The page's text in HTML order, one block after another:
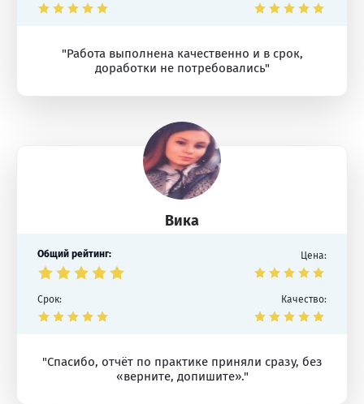
"Работа выполнена качественно и в срок,
доработки не потребовались"
Вика
Общий рейтинг: Цена:
Срок: Качество:
"Спасибо, отчёт по практике приняли сразу, без
«верните, допишите»."